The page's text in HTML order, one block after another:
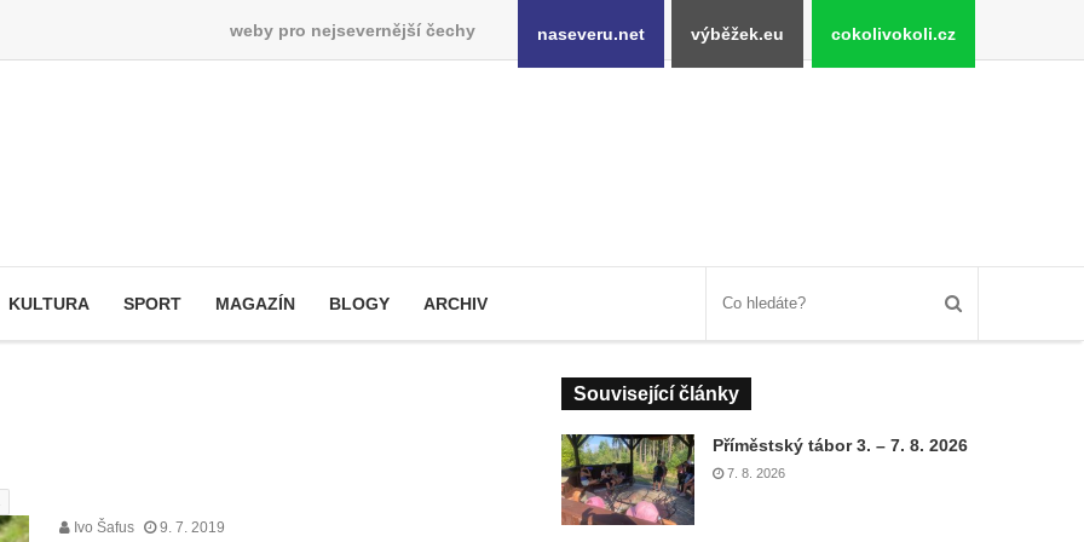
weby pro nejsevernější čechy naseveru.net výběžek.eu cokolivokoli.cz
KULTURA SPORT MAGAZÍN BLOGY ARCHIV
Ivo Šafus 9. 7. 2019
Související články
Příměstský tábor 3. – 7. 8. 2026
7. 8. 2026